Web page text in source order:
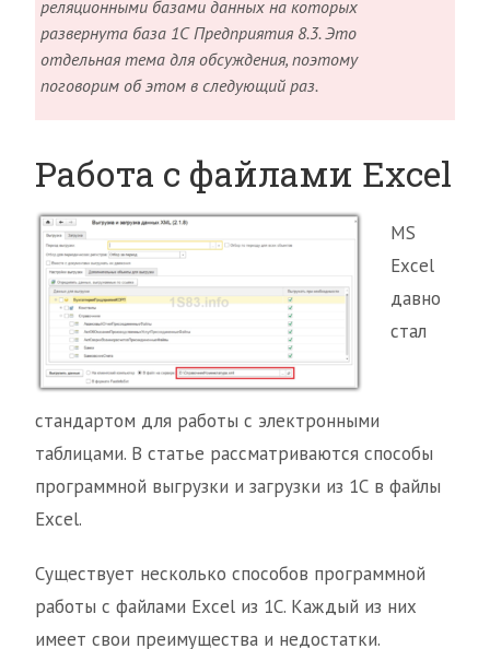
реляционными базами данных на которых
развернута база 1С Предприятия 8.3. Это
отдельная тема для обсуждения, поэтому
поговорим об этом в следующий раз.
Работа с файлами Excel
MS
Excel
давно
стал
стандартом для работы с электронными
таблицами. В статье рассматриваются способы
программной выгрузки и загрузки из 1С в файлы
Excel.
Существует несколько способов программной
работы с файлами Excel из 1С. Каждый из них
имеет свои преимущества и недостатки.